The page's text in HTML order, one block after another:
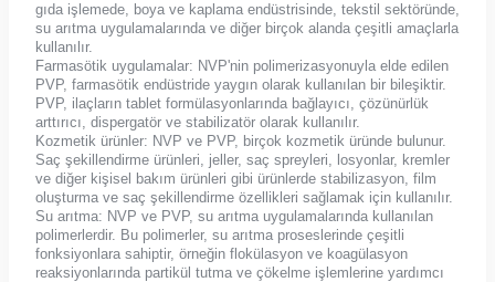
gıda işlemede, boya ve kaplama endüstrisinde, tekstil sektöründe,
su arıtma uygulamalarında ve diğer birçok alanda çeşitli amaçlarla
kullanılır.
Farmasötik uygulamalar: NVP'nin polimerizasyonuyla elde edilen
PVP, farmasötik endüstride yaygın olarak kullanılan bir bileşiktir.
PVP, ilaçların tablet formülasyonlarında bağlayıcı, çözünürlük
arttırıcı, dispergatör ve stabilizatör olarak kullanılır.
Kozmetik ürünler: NVP ve PVP, birçok kozmetik üründe bulunur.
Saç şekillendirme ürünleri, jeller, saç spreyleri, losyonlar, kremler
ve diğer kişisel bakım ürünleri gibi ürünlerde stabilizasyon, film
oluşturma ve saç şekillendirme özellikleri sağlamak için kullanılır.
Su arıtma: NVP ve PVP, su arıtma uygulamalarında kullanılan
polimerlerdir. Bu polimerler, su arıtma proseslerinde çeşitli
fonksiyonlara sahiptir, örneğin flokülasyon ve koagülasyon
reaksiyonlarında partikül tutma ve çökelme işlemlerine yardımcı